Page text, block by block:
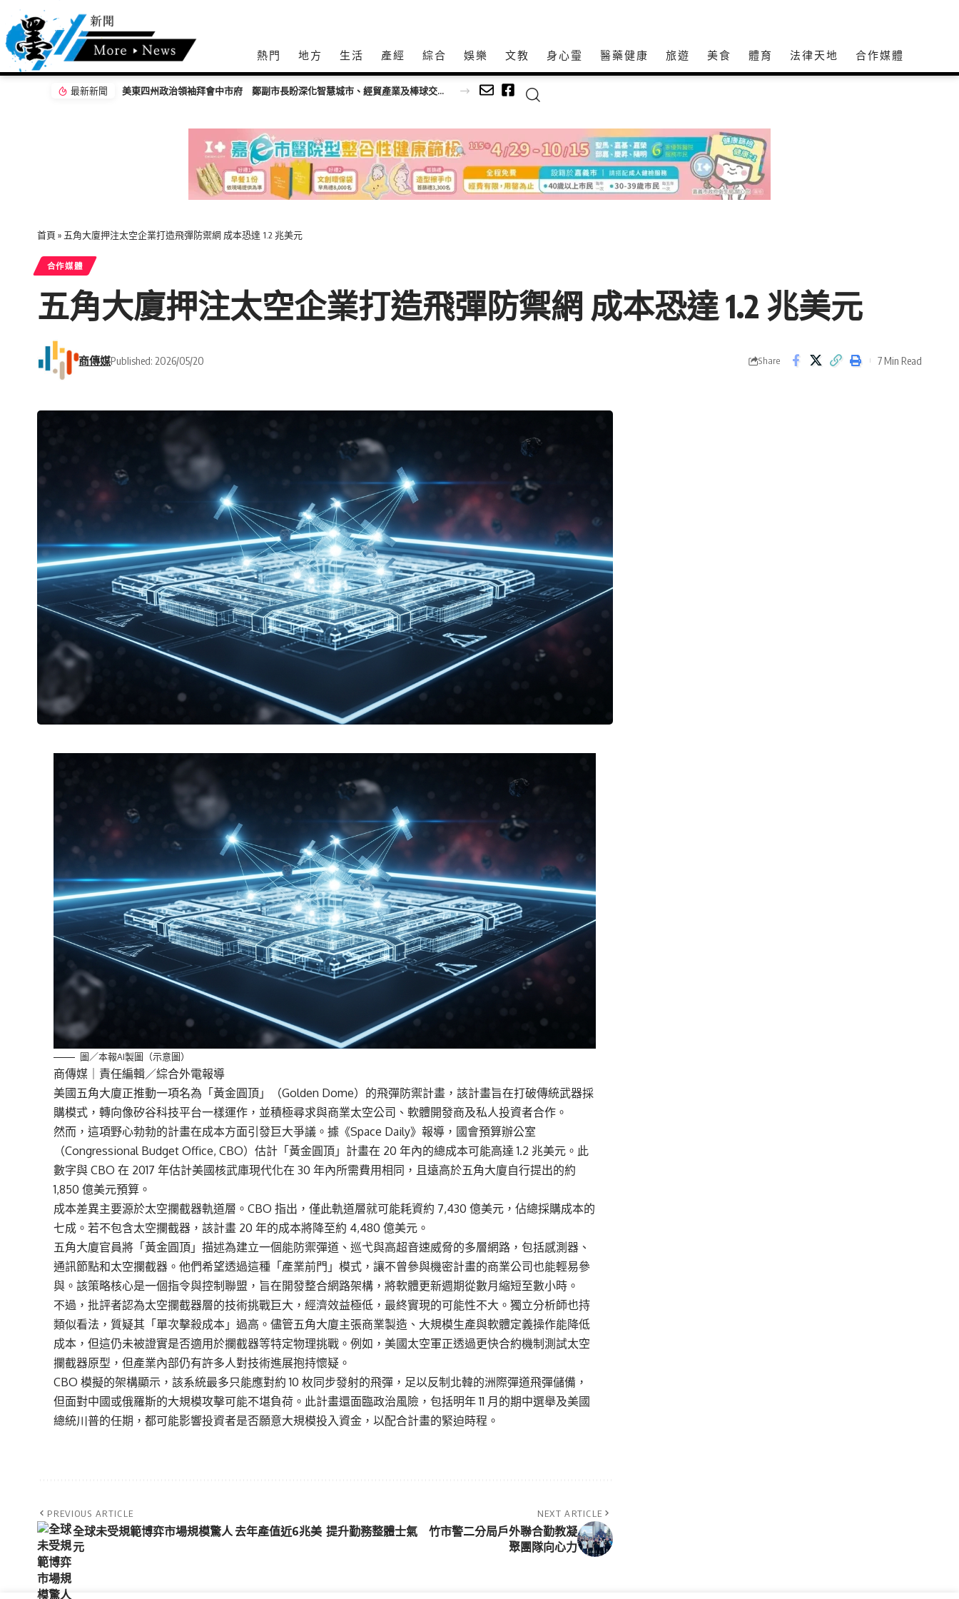
熱門 地方 生活 產經 綜合 娛樂 文教 身心𩆜 醫藥健康 旅遊 美食 體育 法律天地 合作媒體
最新新聞 美東四州政治領袖拜會中市府 鄭副市長盼深化智慧城市、經貿產業及棒球交流合作
首頁 » 五角大廈押注太空企業打造飛彈防禦網 成本恐達 1.2 兆美元
合作媒體
五角大廈押注太空企業打造飛彈防禦網 成本恐達 1.2 兆美元
商傳媒Published: 2026/05/20 Share 7 Min Read
圖／本報AI製圖（示意圖）
商傳媒 ｜責任編輯／綜合外電報導
美國五角大廈正推動一項名為「黃金圓頂」（Golden Dome）的飛彈防禦計畫，該計畫旨在打破傳統武器採
購模式，轉向像矽谷科技平台一樣運作，並積極尋求與商業太空公司、軟體開發商及私人投資者合作。
然而，這項野心勃勃的計畫在成本方面引發巨大爭議。據《Space Daily》報導，國會預算辦公室
（Congressional Budget Office, CBO）估計「黃金圓頂」計畫在 20 年內的總成本可能高達 1.2 兆美元。此
數字與 CBO 在 2017 年估計美國核武庫現代化在 30 年內所需費用相同，且遠高於五角大廈自行提出的約
1,850 億美元預算。
成本差異主要源於太空攔截器軌道層。CBO 指出，僅此軌道層就可能耗資約 7,430 億美元，佔總採購成本的
七成。若不包含太空攔截器，該計畫 20 年的成本將降至約 4,480 億美元。
五角大廈官員將「黃金圓頂」描述為建立一個能防禦彈道、巡弋與高超音速威脅的多層網路，包括感測器、
通訊節點和太空攔截器。他們希望透過這種「產業前門」模式，讓不曾參與機密計畫的商業公司也能輕易參
與。該策略核心是一個指令與控制聯盟，旨在開發整合網路架構，將軟體更新週期從數月縮短至數小時。
不過，批評者認為太空攔截器層的技術挑戰巨大，經濟效益極低，最終實現的可能性不大。獨立分析師也持
類似看法，質疑其「單次擊殺成本」過高。儘管五角大廈主張商業製造、大規模生產與軟體定義操作能降低
成本，但這仍未被證實是否適用於攔截器等特定物理挑戰。例如，美國太空軍正透過更快合約機制測試太空
攔截器原型，但產業內部仍有許多人對技術進展抱持懷疑。
CBO 模擬的架構顯示，該系統最多只能應對約 10 枚同步發射的飛彈，足以反制北韓的洲際彈道飛彈儲備，
但面對中國或俄羅斯的大規模攻擊可能不堪負荷。此計畫還面臨政治風險，包括明年 11 月的期中選舉及美國
總統川普的任期，都可能影響投資者是否願意大規模投入資金，以配合計畫的緊迫時程。
PREVIOUS ARTICLE
全球未受規範博弈市場規模驚人 去年產值近6兆美
元
NEXT ARTICLE
提升勤務整體士氣 竹市警二分局戶外聯合勤教凝
聚團隊向心力